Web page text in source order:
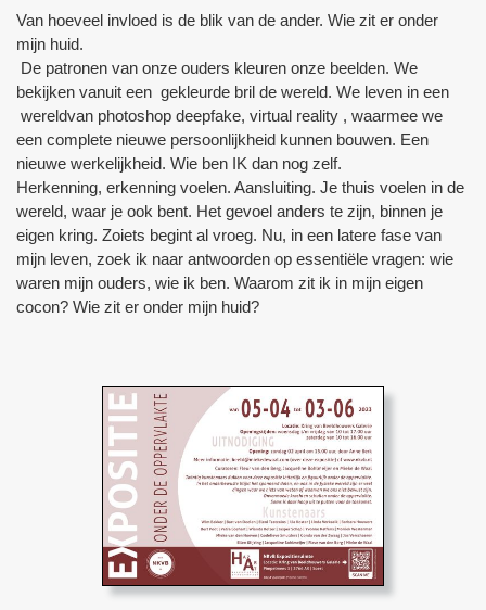
Van hoeveel invloed is de blik van de ander. Wie zit er onder
mijn huid.
De patronen van onze ouders kleuren onze beelden. We
bekijken vanuit een gekleurde bril de wereld. We leven in een
wereldvan photoshop deepfake, virtual reality , waarmee we
een complete nieuwe persoonlijkheid kunnen bouwen. Een
nieuwe werkelijkheid. Wie ben IK dan nog zelf.
Herkenning, erkenning voelen. Aansluiting. Je thuis voelen in de
wereld, waar je ook bent. Het gevoel anders te zijn, binnen je
eigen kring. Zoiets begint al vroeg. Nu, in een latere fase van
mijn leven, zoek ik naar antwoorden op essentiële vragen: wie
waren mijn ouders, wie ik ben. Waarom zit ik in mijn eigen
cocon? Wie zit er onder mijn huid?